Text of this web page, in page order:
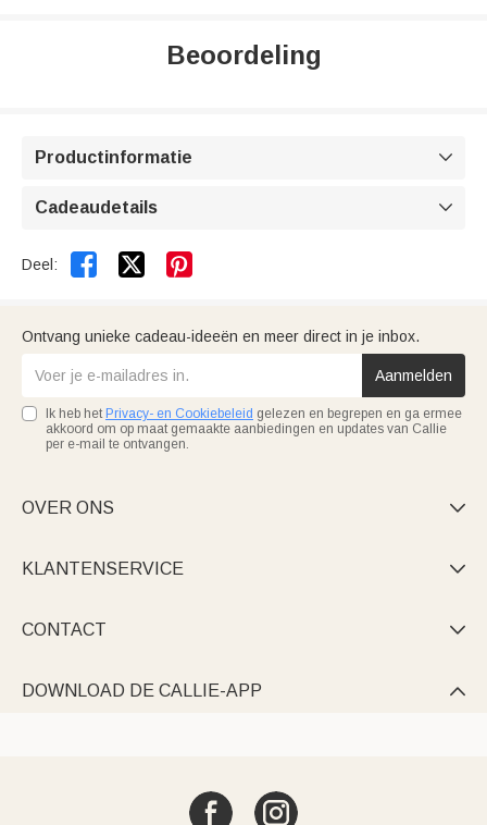
Beoordeling
Productinformatie 
Cadeaudetails 
Deel:  
Ontvang unieke cadeau-ideeën en meer direct in je inbox.
Aanmelden
Ik heb het Privacy- en Cookiebeleid gelezen en begrepen en ga ermee
akkoord om op maat gemaakte aanbiedingen en updates van Callie
per e-mail te ontvangen.
OVER ONS 
KLANTENSERVICE 
CONTACT 
DOWNLOAD DE CALLIE-APP 